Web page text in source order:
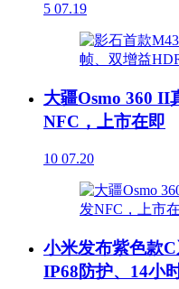
5 07.19
大疆Osmo 360 II
NFC，上市在即
10 07.20
小米发布紫色款C
IP68防护、14小